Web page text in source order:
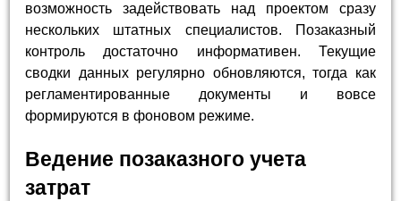
возможность задействовать над проектом сразу
нескольких штатных специалистов. Позаказный
контроль достаточно информативен. Текущие
сводки данных регулярно обновляются, тогда как
регламентированные документы и вовсе
формируются в фоновом режиме.
Ведение позаказного учета
затрат